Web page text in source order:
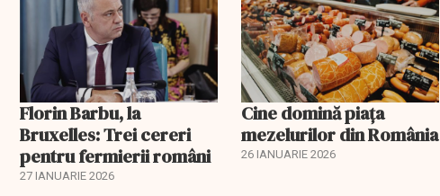
Florin Barbu, la
Bruxelles: Trei cereri
pentru fermierii români
27 IANUARIE 2026
Cine domină piața
mezelurilor din România
26 IANUARIE 2026